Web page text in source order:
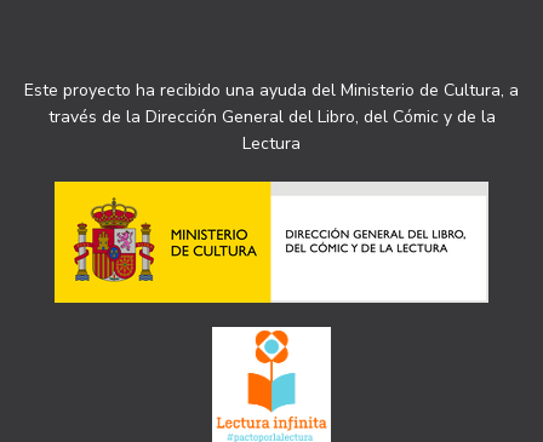
Este proyecto ha recibido una ayuda del Ministerio de Cultura, a
través de la Dirección General del Libro, del Cómic y de la
Lectura